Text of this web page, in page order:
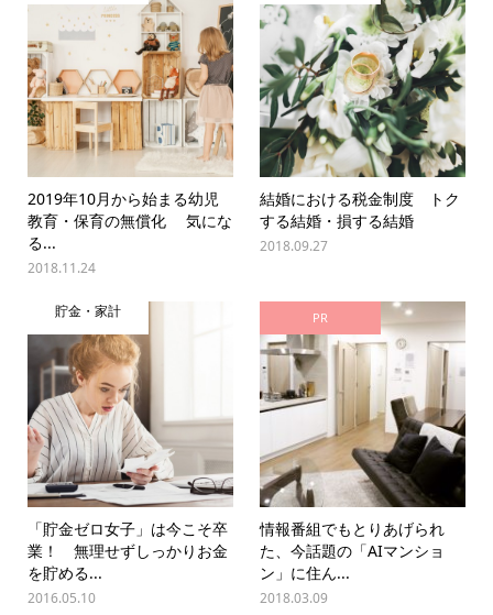
2019年10月から始まる幼児
教育・保育の無償化 気にな
る...
2018.11.24
結婚における税金制度 トク
する結婚・損する結婚
2018.09.27
貯金・家計
「貯金ゼロ女子」は今こそ卒
業！ 無理せずしっかりお金
を貯める...
2016.05.10
PR
情報番組でもとりあげられ
た、今話題の「AIマンショ
ン」に住ん...
2018.03.09